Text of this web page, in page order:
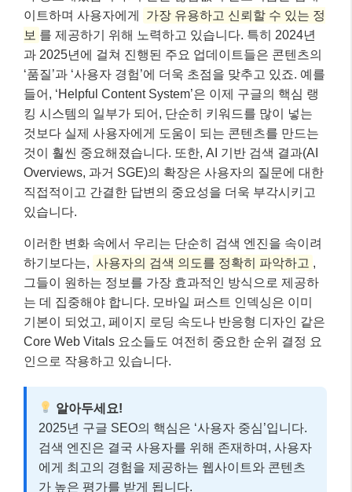
이트하며 사용자에게
가장 유용하고 신뢰할 수 있는 정
보 를 제공하기 위해 노력하고 있습니다. 특히 2024년
과 2025년에 걸쳐 진행된 주요 업데이트들은 콘텐츠의
‘품질’과 ‘사용자 경험’에 더욱 초점을 맞추고 있죠. 예를
들어, ‘Helpful Content System’은 이제 구글의 핵심 랭
킹 시스템의 일부가 되어, 단순히 키워드를 많이 넣는
것보다 실제 사용자에게 도움이 되는 콘텐츠를 만드는
것이 훨씬 중요해졌습니다. 또한, AI 기반 검색 결과(AI
Overviews, 과거 SGE)의 확장은 사용자의 질문에 대한
직접적이고 간결한 답변의 중요성을 더욱 부각시키고
있습니다.
이러한 변화 속에서 우리는 단순히 검색 엔진을 속이려
하기보다는, 사용자의 검색 의도를 정확히 파악하고 ,
그들이 원하는 정보를 가장 효과적인 방식으로 제공하
는 데 집중해야 합니다. 모바일 퍼스트 인덱싱은 이미
기본이 되었고, 페이지 로딩 속도나 반응형 디자인 같은
Core Web Vitals 요소들도 여전히 중요한 순위 결정 요
인으로 작용하고 있습니다.
알아두세요!
2025년 구글 SEO의 핵심은 ‘사용자 중심’입니다.
검색 엔진은 결국 사용자를 위해 존재하며, 사용자
에게 최고의 경험을 제공하는 웹사이트와 콘텐츠
가 높은 평가를 받게 됩니다.